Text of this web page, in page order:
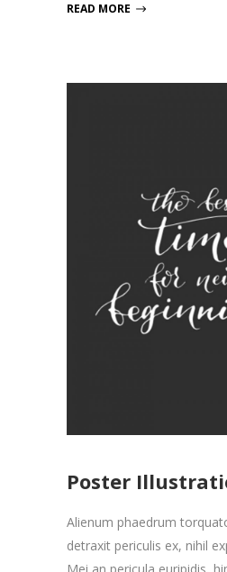
READ MORE
Poster
Alienum phaedrum
detraxit periculis ex, nihil